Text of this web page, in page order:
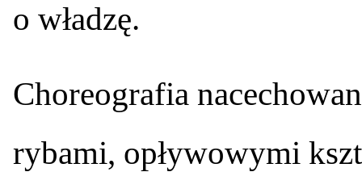
o władzę.
Choreografia
rybami, opływowymi